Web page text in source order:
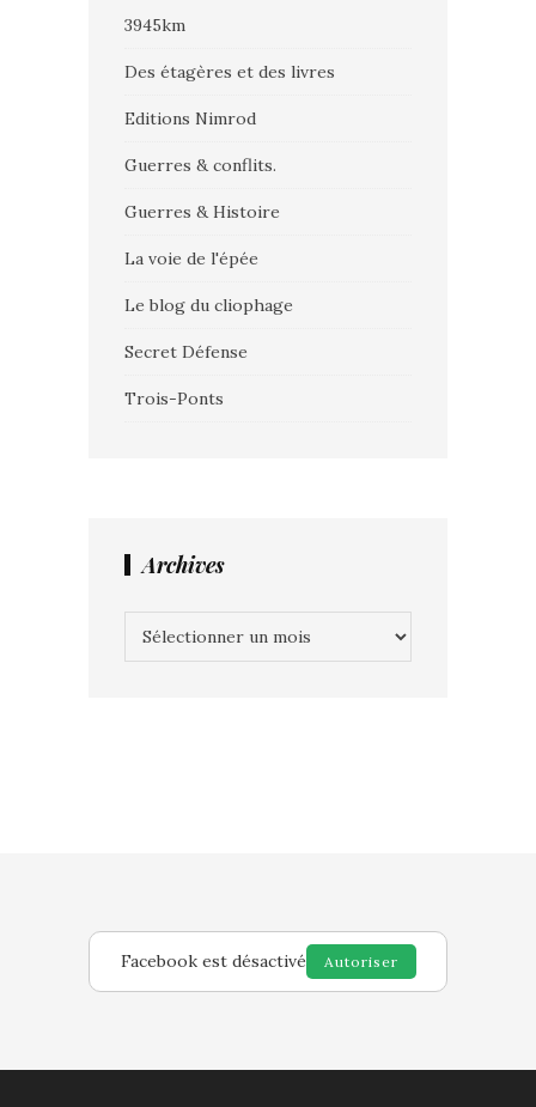
3945km
Des étagères et des livres
Editions Nimrod
Guerres & conflits.
Guerres & Histoire
La voie de l'épée
Le blog du cliophage
Secret Défense
Trois-Ponts
Archives
Facebook est désactivé Autoriser